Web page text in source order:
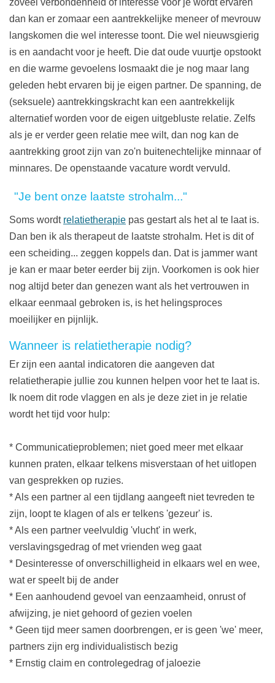
zoveel verbondenheid of interesse voor je wordt ervaren
dan kan er zomaar een aantrekkelijke meneer of mevrouw
langskomen die wel interesse toont. Die wel nieuwsgierig
is en aandacht voor je heeft. Die dat oude vuurtje opstookt
en die warme gevoelens losmaakt die je nog maar lang
geleden hebt ervaren bij je eigen partner. De spanning, de
(seksuele) aantrekkingskracht kan een aantrekkelijk
alternatief worden voor de eigen uitgebluste relatie. Zelfs
als je er verder geen relatie mee wilt, dan nog kan de
aantrekking groot zijn van zo'n buitenechtelijke minnaar of
minnares. De openstaande vacature wordt vervuld.
"Je bent onze laatste strohalm..."
Soms wordt relatietherapie pas gestart als het al te laat is.
Dan ben ik als therapeut de laatste strohalm. Het is dit of
een scheiding... zeggen koppels dan. Dat is jammer want
je kan er maar beter eerder bij zijn. Voorkomen is ook hier
nog altijd beter dan genezen want als het vertrouwen in
elkaar eenmaal gebroken is, is het helingsproces
moeilijker en pijnlijk.
Wanneer is relatietherapie nodig?
Er zijn een aantal indicatoren die aangeven dat
relatietherapie jullie zou kunnen helpen voor het te laat is.
Ik noem dit rode vlaggen en als je deze ziet in je relatie
wordt het tijd voor hulp:
* Communicatieproblemen; niet goed meer met elkaar
kunnen praten, elkaar telkens misverstaan of het uitlopen
van gesprekken op ruzies.
* Als een partner al een tijdlang aangeeft niet tevreden te
zijn, loopt te klagen of als er telkens 'gezeur' is.
* Als een partner veelvuldig 'vlucht' in werk,
verslavingsgedrag of met vrienden weg gaat
* Desinteresse of onverschilligheid in elkaars wel en wee,
wat er speelt bij de ander
* Een aanhoudend gevoel van eenzaamheid, onrust of
afwijzing, je niet gehoord of gezien voelen
* Geen tijd meer samen doorbrengen, er is geen 'we' meer,
partners zijn erg individualistisch bezig
* Ernstig claim en controlegedrag of jaloezie